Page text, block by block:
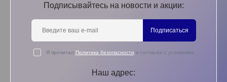
Подписывайтесь на новости и акции:
Подписаться
Я прочитал Политика безопасности и согласен с условиями
Наш адрес: